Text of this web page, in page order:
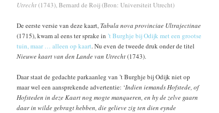
Utrecht(1743), Bernard de Roij (Bron: Universiteit Utrecht)
De eerste versie van deze kaart, Tabula nova provinciae Ultrajectinae
(1715), kwam al eens ter sprake in ’t Burghje bij Odijk met een grootse
tuin, maar … alleen op kaart. Nu even de tweede druk onder de titel
Nieuwe kaart van den Lande van Utrecht(1743).
Daar staat de gedachte parkaanleg van ’t Burghje bij Odijk niet op
maar wel een aansprekende advertentie: ‘Indien iemands Hofstede, of
Hofsteden in deze Kaart nog mogte manqueren, en hy de zelve gaarn
daar in wilde gebragt hebben, die gelieve zig ten dien eynde